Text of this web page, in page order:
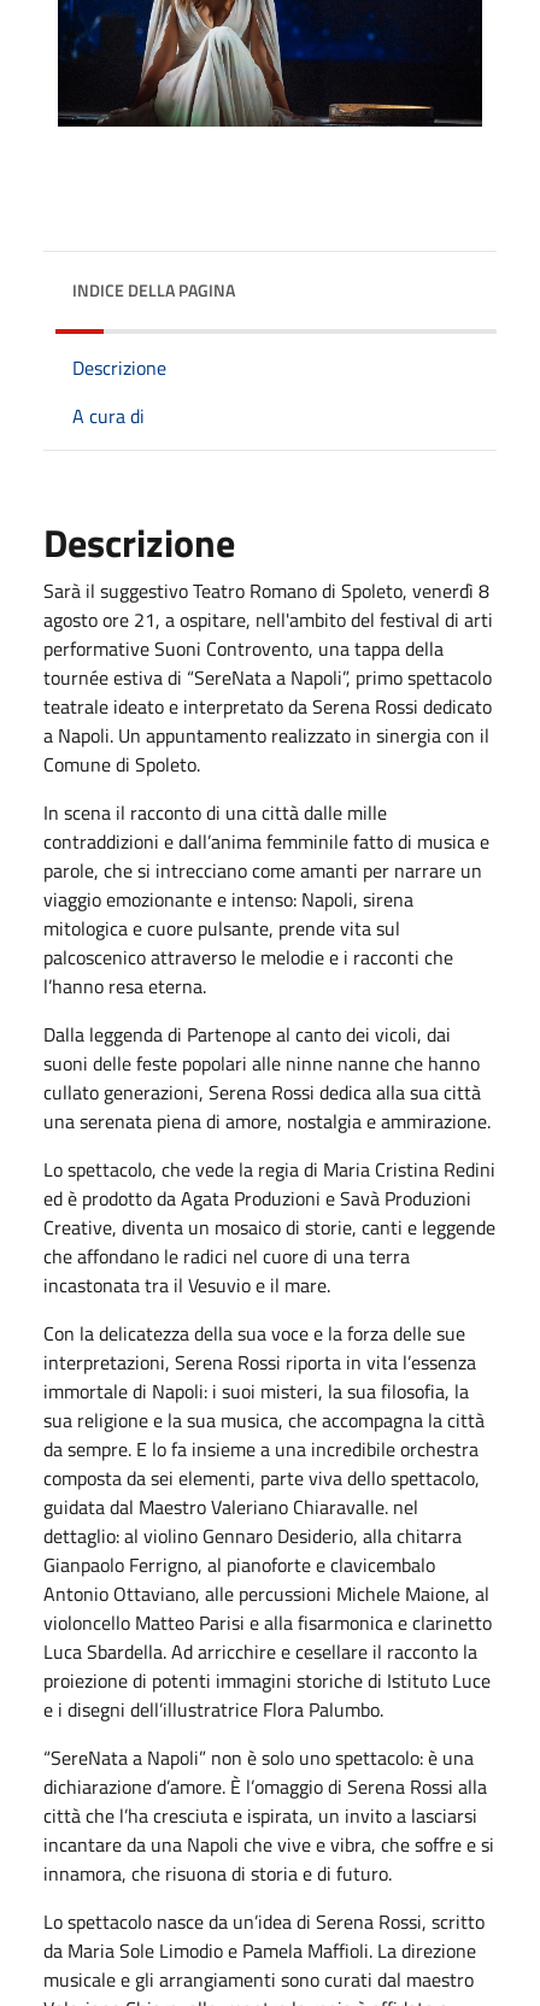
INDICE DELLA PAGINA
Descrizione
A cura di
Descrizione
Sarà il suggestivo Teatro Romano di Spoleto, venerdì 8
agosto ore 21, a ospitare, nell'ambito del festival di arti
performative Suoni Controvento, una tappa della
tournée estiva di “SereNata a Napoli”, primo spettacolo
teatrale ideato e interpretato da Serena Rossi dedicato
a Napoli. Un appuntamento realizzato in sinergia con il
Comune di Spoleto.
In scena il racconto di una città dalle mille
contraddizioni e dall’anima femminile fatto di musica e
parole, che si intrecciano come amanti per narrare un
viaggio emozionante e intenso: Napoli, sirena
mitologica e cuore pulsante, prende vita sul
palcoscenico attraverso le melodie e i racconti che
l’hanno resa eterna.
Dalla leggenda di Partenope al canto dei vicoli, dai
suoni delle feste popolari alle ninne nanne che hanno
cullato generazioni, Serena Rossi dedica alla sua città
una serenata piena di amore, nostalgia e ammirazione.
Lo spettacolo, che vede la regia di Maria Cristina Redini
ed è prodotto da Agata Produzioni e Savà Produzioni
Creative, diventa un mosaico di storie, canti e leggende
che affondano le radici nel cuore di una terra
incastonata tra il Vesuvio e il mare.
Con la delicatezza della sua voce e la forza delle sue
interpretazioni, Serena Rossi riporta in vita l’essenza
immortale di Napoli: i suoi misteri, la sua filosofia, la
sua religione e la sua musica, che accompagna la città
da sempre. E lo fa insieme a una incredibile orchestra
composta da sei elementi, parte viva dello spettacolo,
guidata dal Maestro Valeriano Chiaravalle. nel
dettaglio: al violino Gennaro Desiderio, alla chitarra
Gianpaolo Ferrigno, al pianoforte e clavicembalo
Antonio Ottaviano, alle percussioni Michele Maione, al
violoncello Matteo Parisi e alla fisarmonica e clarinetto
Luca Sbardella. Ad arricchire e cesellare il racconto la
proiezione di potenti immagini storiche di Istituto Luce
e i disegni dell’illustratrice Flora Palumbo.
“SereNata a Napoli” non è solo uno spettacolo: è una
dichiarazione d’amore. È l’omaggio di Serena Rossi alla
città che l’ha cresciuta e ispirata, un invito a lasciarsi
incantare da una Napoli che vive e vibra, che soffre e si
innamora, che risuona di storia e di futuro.
Lo spettacolo nasce da un’idea di Serena Rossi, scritto
da Maria Sole Limodio e Pamela Maffioli. La direzione
musicale e gli arrangiamenti sono curati dal maestro